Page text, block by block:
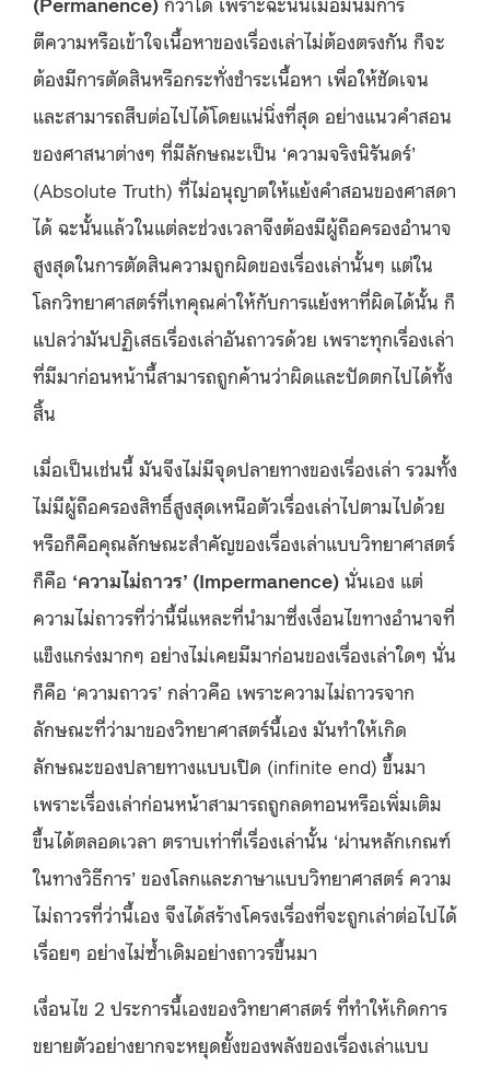
ตีความหรือเข้าใจเนื้อหาของเรื่องเล่าไม่ต้องตรงกัน ก็จะ
ต้องมีการตัดสินหรือกระทั่งชำระเนื้อหา เพื่อให้ชัดเจน
และสามารถสืบต่อไปได้โดยแน่นิ่งที่สุด อย่างแนวคำสอน
ของศาสนาต่างๆ ที่มีลักษณะเป็น ‘ความจริงนิรันดร์’
(Absolute Truth) ที่ไม่อนุญาตให้แย้งคำสอนของศาสดา
ได้ ฉะนั้นแล้วในแต่ละช่วงเวลาจึงต้องมีผู้ถือครองอำนาจ
สูงสุดในการตัดสินความถูกผิดของเรื่องเล่านั้นๆ แต่ใน
โลกวิทยาศาสตร์ที่เทคุณค่าให้กับการแย้งหาที่ผิดได้นั้น ก็
แปลว่ามันปฏิเสธเรื่องเล่าอันถาวรด้วย เพราะทุกเรื่องเล่า
ที่มีมาก่อนหน้านี้สามารถถูกค้านว่าผิดและปัดตกไปได้ทั้ง
สิ้น
เมื่อเป็นเช่นนี้ มันจึงไม่มีจุดปลายทางของเรื่องเล่า รวมทั้ง
ไม่มีผู้ถือครองสิทธิ์สูงสุดเหนือตัวเรื่องเล่าไปตามไปด้วย
หรือก็คือคุณลักษณะสำคัญของเรื่องเล่าแบบวิทยาศาสตร์
ก็คือ ‘ความไม่ถาวร’ (Impermanence) นั่นเอง แต่
ความไม่ถาวรที่ว่านี้นี่แหละที่นำมาซึ่งเงื่อนไขทางอำนาจที่
แข็งแกร่งมากๆ อย่างไม่เคยมีมาก่อนของเรื่องเล่าใดๆ นั่น
ก็คือ ‘ความถาวร’ กล่าวคือ เพราะความไม่ถาวรจาก
ลักษณะที่ว่ามาของวิทยาศาสตร์นี้เอง มันทำให้เกิด
ลักษณะของปลายทางแบบเปิด (infinite end) ขึ้นมา
เพราะเรื่องเล่าก่อนหน้าสามารถถูกลดทอนหรือเพิ่มเติม
ขึ้นได้ตลอดเวลา ตราบเท่าที่เรื่องเล่านั้น ‘ผ่านหลักเกณฑ์
ในทางวิธีการ’ ของโลกและภาษาแบบวิทยาศาสตร์ ความ
ไม่ถาวรที่ว่านี้เอง จึงได้สร้างโครงเรื่องที่จะถูกเล่าต่อไปได้
เรื่อยๆ อย่างไม่ซ้ำเดิมอย่างถาวรขึ้นมา
เงื่อนไข 2 ประการนี้เองของวิทยาศาสตร์ ที่ทำให้เกิดการ
ขยายตัวอย่างยากจะหยุดยั้งของพลังของเรื่องเล่าแบบ